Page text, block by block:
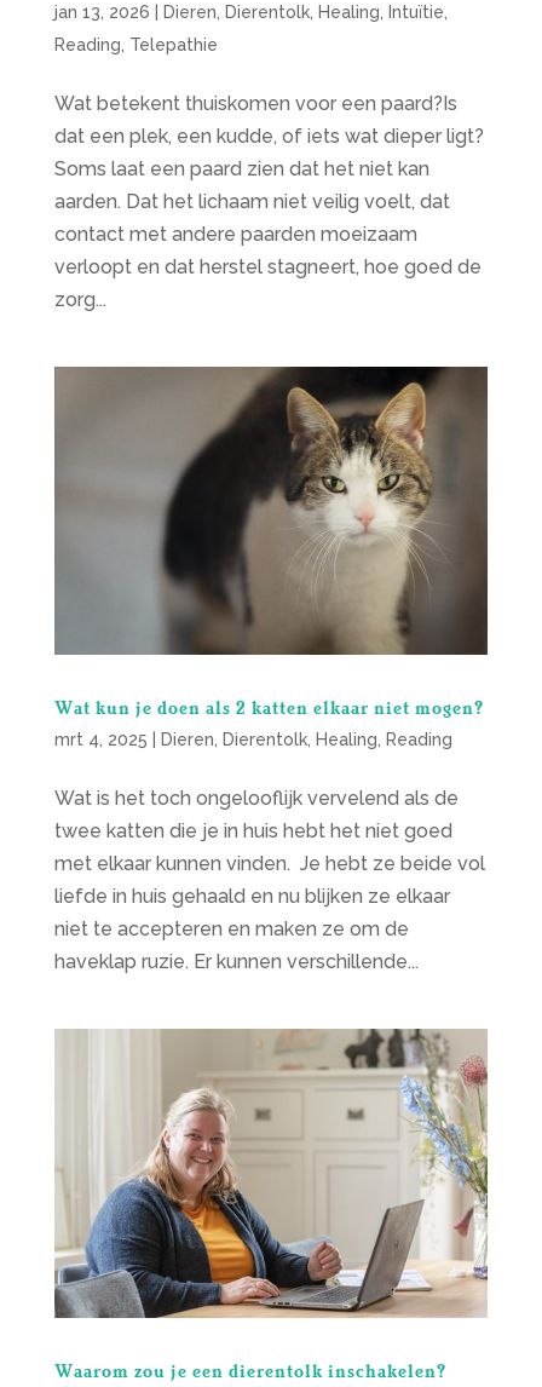
jan 13, 2026 Dieren Dierentolk, Healing Intuïtie
Reading Telepathie
Wat betekent thuiskomen voor een paard?Is
dat een plek, een kudde, of iets wat dieper ligt?
Soms laat een paard zien dat het niet kan
aarden. Dat het lichaam niet veilig voelt, dat
contact met andere paarden moeizaam
verloopt en dat herstel stagneert, hoe goed de
zorg...
Wat kun je doen als 2 katten elkaar niet mogen?
mrt 4, 2025 Dieren Dierentolk, Healing Reading
Wat is het toch ongelooflijk vervelend als de
twee katten die je in huis hebt het niet goed
met elkaar kunnen vinden. Je hebt ze beide vol
liefde in huis gehaald en nu blijken ze elkaar
niet te accepteren en maken ze om de
haveklap ruzie. Er kunnen verschillende...
Waarom zou je een dierentolk inschakelen?